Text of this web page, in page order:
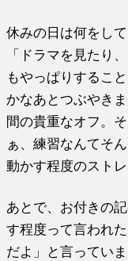
休みの日は何をし
「ドラマを見たり
もやっぱりするこ
かなあとつぶやき
間の貴重なオフ。
ぁ、練習なんてそ
動かす程度のスト
あとで、お付きの
す程度って言われ
だよ」と言っていま